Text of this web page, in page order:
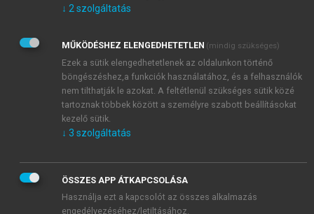
Kérek értesítést az Akadémiai Kiadó Zrt. újdonságairól,
Adatkezelési tájékoztatóbanfoglaltakat tudomásul
veszem és elfogadom.
Általános vásárlási feltételeket, valamint a szotar.netés a
mersz.huoldalak licencszerződéseiben foglaltakat
tudomásul veszem és elfogadom.
KIPRÓBÁLOM
↓ 2 szolgáltatás
MŰKÖDÉSHEZ ELENGEDHETETLEN (mindig szükséges)
Ezek a sütik elengedhetetlenek az oldalunkon történő
böngészéshez,a funkciók használatához, és a felhasználók
nem tilthatják le azokat. A feltétlenül szükséges sütik közé
tartoznak többek között a személyre szabott beállításokat
kezelő sütik.
↓ 3 szolgáltatás
ÖSSZES APP ÁTKAPCSOLÁSA
Használja ezt a kapcsolót az összes alkalmazás
engedélyezéséhez/letiltásához.